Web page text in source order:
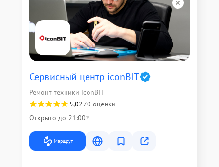
Сервисный центр iconBIT
Ремонт техники iconBIT
5,0270 оценки
Открыто до 21:00
Маршрут